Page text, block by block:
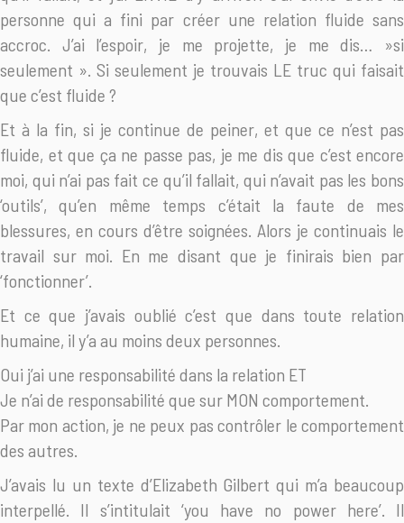
personne qui a fini par créer une relation fluide sans
accroc. J’ai l’espoir, je me projette, je me dis… »si
seulement ». Si seulement je trouvais LE truc qui faisait
que c’est fluide ?
Et à la fin, si je continue de peiner, et que ce n’est pas
fluide, et que ça ne passe pas, je me dis que c’est encore
moi, qui n’ai pas fait ce qu’il fallait, qui n’avait pas les bons
‘outils’, qu’en même temps c’était la faute de mes
blessures, en cours d’être soignées. Alors je continuais le
travail sur moi. En me disant que je finirais bien par
‘fonctionner’.
Et ce que j’avais oublié c’est que dans toute relation
humaine, il y’a au moins deux personnes.
Oui j’ai une responsabilité dans la relation ET
Je n’ai de responsabilité que sur MON comportement.
Par mon action, je ne peux pas contrôler le comportement
des autres.
J’avais lu un texte d’Elizabeth Gilbert qui m’a beaucoup
interpellé. Il s’intitulait ‘you have no power here’. Il